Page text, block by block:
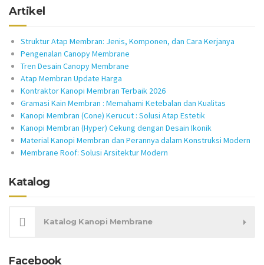
Artikel
Struktur Atap Membran: Jenis, Komponen, dan Cara Kerjanya
Pengenalan Canopy Membrane
Tren Desain Canopy Membrane
Atap Membran Update Harga
Kontraktor Kanopi Membran Terbaik 2026
Gramasi Kain Membran : Memahami Ketebalan dan Kualitas
Kanopi Membran (Cone) Kerucut : Solusi Atap Estetik
Kanopi Membran (Hyper) Cekung dengan Desain Ikonik
Material Kanopi Membran dan Perannya dalam Konstruksi Modern
Membrane Roof: Solusi Arsitektur Modern
Katalog
Katalog Kanopi Membrane
Facebook